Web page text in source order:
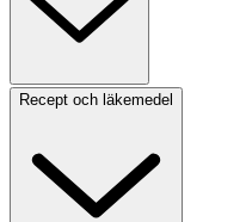
Recept och läkemedel